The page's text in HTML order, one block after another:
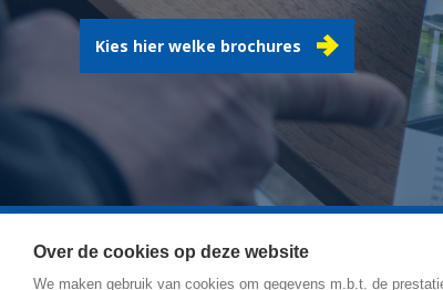
Kies hier welke brochures
Over de cookies op deze website
We maken gebruik van cookies om gegevens m.b.t. de